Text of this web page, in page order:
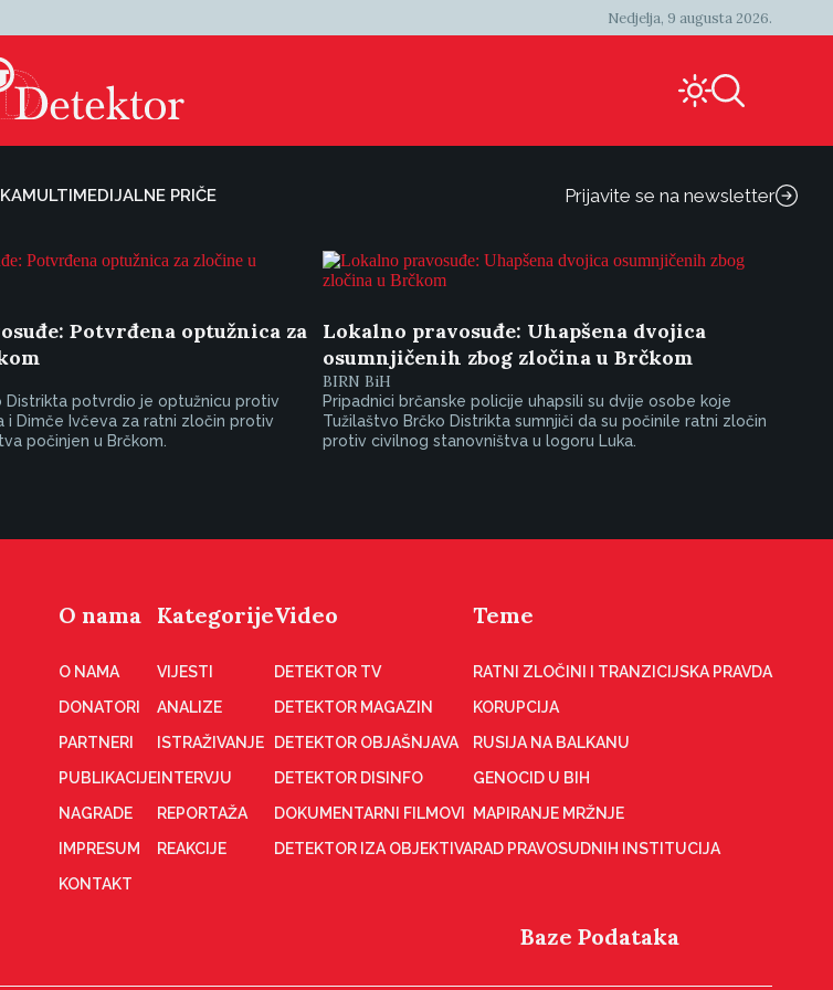
Nedjelja, 9 augusta 2026.
MULTIMEDIJALNE PRIČE Prijavite se na newsletter
Potvrđena optužnica za
Distrikta potvrdio je optužnicu protiv
i Dimče Ivčeva za ratni zločin protiv
počinjen u Brčkom.
Lokalno pravosuđe: Uhapšena dvojica
osumnjičenih zbog zločina u Brčkom
BIRN BiH
Pripadnici brčanske policije uhapsili su dvije osobe koje
Tužilaštvo Brčko Distrikta sumnjiči da su počinile ratni zločin
protiv civilnog stanovništva u logoru Luka.
O nama
O NAMA
DONATORI
PARTNERI
PUBLIKACIJE
NAGRADE
IMPRESUM
KONTAKT
Kategorije
VIJESTI
ANALIZE
ISTRAŽIVANJE
INTERVJU
REPORTAŽA
REAKCIJE
Video
DETEKTOR TV
DETEKTOR MAGAZIN
DETEKTOR OBJAŠNJAVA
DETEKTOR DISINFO
DOKUMENTARNI FILMOVI
DETEKTOR IZA OBJEKTIVA
Teme
RATNI ZLOČINI I TRANZICIJSKA PRAVDA
KORUPCIJA
RUSIJA NA BALKANU
GENOCID U BIH
MAPIRANJE MRŽNJE
RAD PRAVOSUDNIH INSTITUCIJA
Baze Podataka